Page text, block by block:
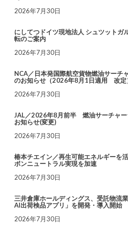
2026年7月30日
にしてつドイツ現地法人 シュツットガ
転のご案内
2026年7月30日
NCA／日本発国際航空貨物燃油サーチ
のお知らせ（2026年8月1日適用 改定
2026年7月30日
JAL／2026年8月前半 燃油サーチャー
お知らせ(変更)
2026年7月30日
椿本チエイン／再生可能エネルギーを
ボンニュートラル実現を加速
2026年7月30日
三井倉庫ホールディングス、受託物流
AI出荷検品アプリ」を開発・導入開始
2026年7月30日